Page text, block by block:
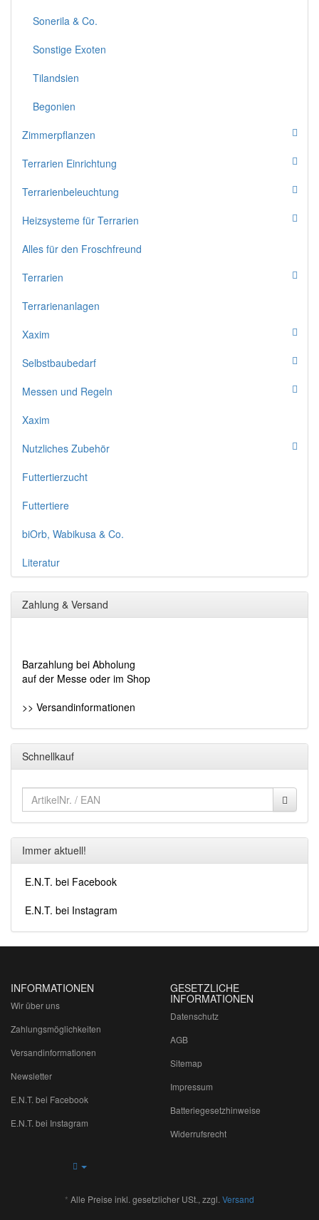
Sonerila & Co.
Sonstige Exoten
Tilandsien
Begonien
Zimmerpflanzen
Terrarien Einrichtung
Terrarienbeleuchtung
Heizsysteme für Terrarien
Alles für den Froschfreund
Terrarien
Terrarienanlagen
Xaxim
Selbstbaubedarf
Messen und Regeln
Xaxim
Nutzliches Zubehör
Futtertierzucht
Futtertiere
biOrb, Wabikusa & Co.
Literatur
Zahlung & Versand
Barzahlung bei Abholung
auf der Messe oder im Shop
>> Versandinformationen
Schnellkauf
Immer aktuell!
E.N.T. bei Facebook
E.N.T. bei Instagram
INFORMATIONEN
Wir über uns
Zahlungsmöglichkeiten
Versandinformationen
Newsletter
E.N.T. bei Facebook
E.N.T. bei Instagram
GESETZLICHE
INFORMATIONEN
Datenschutz
AGB
Sitemap
Impressum
Batteriegesetzhinweise
Widerrufsrecht
* Alle Preise inkl. gesetzlicher USt., zzgl. Versand